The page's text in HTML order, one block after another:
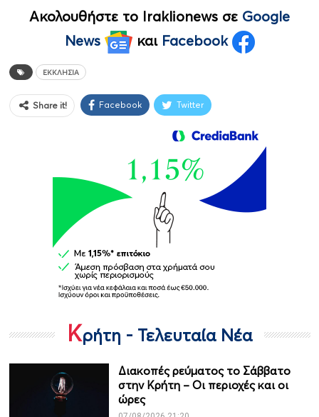
Ακολουθήστε το Iraklionews σε Google
News
και Facebook
ΕΚΚΛΗΣΊΑ
Share it! Facebook Twitter
Κρήτη - Τελευταία Νέα
Διακοπές ρεύματος το Σάββατο
στην Κρήτη – Οι περιοχές και οι
ώρες